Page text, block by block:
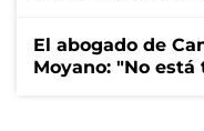
El abogado de
Moyano: "No está